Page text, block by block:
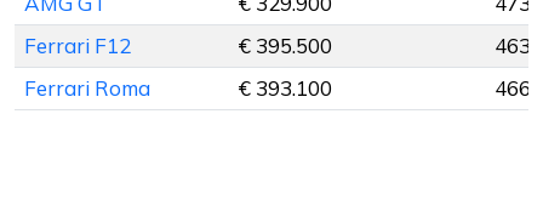
Ferrari F12
€ 395.500
463
Ferrari Roma
€ 393.100 466